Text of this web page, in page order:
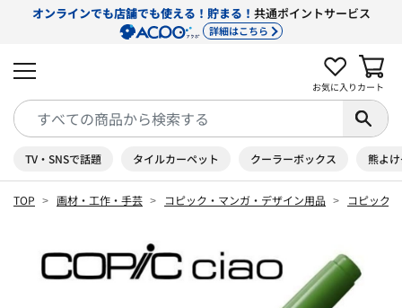
オンラインでも店舗でも使える！貯まる！ 共通ポイントサービス
詳細はこちら
お気に入り カート
TV・SNSで話題 タイルカーペット クーラーボックス 熊よ
TOP 画材・工作・手芸 コピック・マンガ・デザイン用品 コピック